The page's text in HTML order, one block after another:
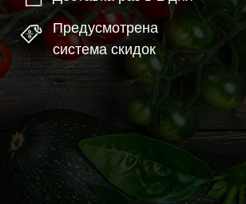
Предусмотрена
система скидок